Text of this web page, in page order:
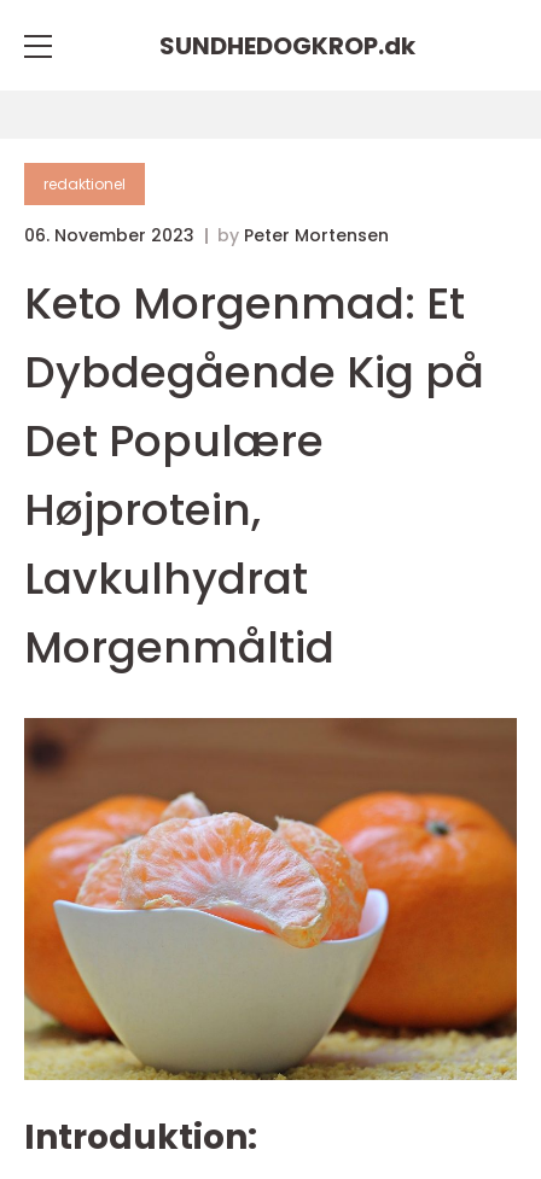
SUNDHEDOGKROP.dk
redaktionel
06. November 2023 by Peter Mortensen
Keto Morgenmad: Et
Dybdegående Kig på
Det Populære
Højprotein,
Lavkulhydrat
Morgenmåltid
Introduktion: